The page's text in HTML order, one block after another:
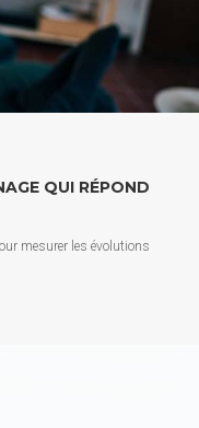
QUI RÉPOND
mesurer les évolutions